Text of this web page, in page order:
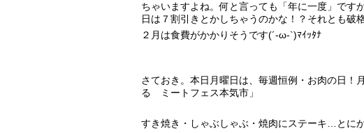
ちゃいますよね。何と言っても「年に一度」です
日は７割引きとかしちゃうのかな！？それとも破
２月は食費がかかりそうです(´-ω-`)ﾏｲｯﾀﾅ
さておき。本日月曜日は、毎週恒例・お肉の日！
る ミートフェス本気市」
すき焼き・しゃぶしゃぶ・焼肉にステーキ…とに